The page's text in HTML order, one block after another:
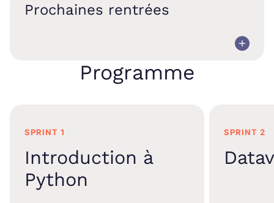
Prochaines rentrées
Programme
SPRINT 1
Introduction à
Python
SPRINT 2